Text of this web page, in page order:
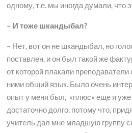
одному, т.е. мы иногда думали, что
– И тоже шкандыбал?
– Нет, вот он не шкандыбал, но
поставлен, и он был такой же
от которой плакали
ними общий язык. Было очень
опыт у меня был, «плюс» еще я уже
достаточно долго, потому что,
учитель дал мне младшую группу